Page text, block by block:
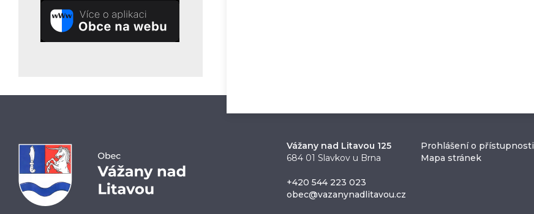
Vážany nad Litavou 125
684 01 Slavkov u Brna
+420 544 223 023
obec@vazanynadlitavou.cz
Prohlášení o přístupnosti
Mapa stránek